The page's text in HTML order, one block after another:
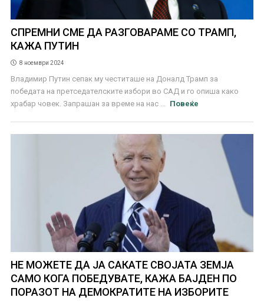
СПРЕМНИ СМЕ ДА РАЗГОВАРАМЕ СО ТРАМП,
КАЖА ПУТИН
8 ноември 2024
Владимир Путин сепак му честиташе на Доналд Трамп за
победата на претседателските избори во САД и го опиша како
храбар човек. Запрашан за време на нас ...
Повеќе
НЕ МОЖЕТЕ ДА ЈА САКАТЕ СВОЈАТА ЗЕМЈА
САМО КОГА ПОБЕДУВАТЕ, КАЖА БАЈДЕН ПО
ПОРАЗОТ НА ДЕМОКРАТИТЕ НА ИЗБОРИТЕ